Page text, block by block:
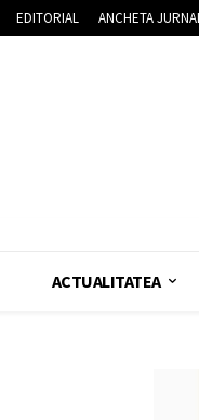
EDITORIAL ANCHETA
ACTUALITATEA